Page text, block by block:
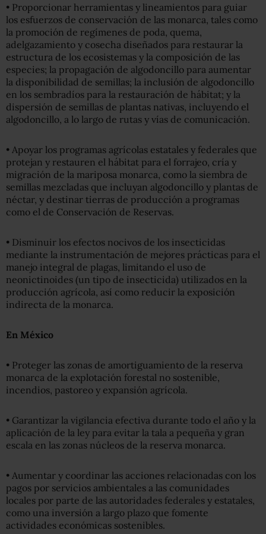
• Proporcionar herramientas y lineamientos para guiar
los esfuerzos de conservación de las monarca, tales como
la promoción de regímenes de poda, quema,
adelgazamiento y cosecha diseñados para restaurar la
estructura de los ecosistemas y la composición de las
especies; la propagación de algodoncillo para aumentar
la disponibilidad de semillas; la inclusión de algodoncillo
en los sembradíos para la restauración de hábitat; y la
dispersión de semillas de plantas nativas, incluyendo el
algodoncillo, a lo largo de rutas y vías de comunicación.
• Apoyar los programas agrícolas estatales y federales que
protejan y restauren el hábitat para el forrajeo, cría y
migración de la mariposa monarca, como la siembra de
semillas mezcladas que incluyan algodoncillo y plantas de
néctar, y destinar tierras de producción a programas
como el de Conservación de Reservas.
• Disminuir los efectos nocivos de los insecticidas
mediante la instrumentación de mejores prácticas para el
manejo integral de plagas, limitando el uso de
neonictinoides (un tipo de insecticida) utilizados en la
producción agrícola, así como reducir la exposición
indirecta de la monarca.
En México
• Proteger las zonas de amortiguamiento de la reserva
monarca de la explotación forestal no sostenible,
incendios, pastoreo y expansión agrícola.
• Garantizar la vigilancia efectiva durante todo el año y la
aplicación de la ley para evitar la tala a pequeña y gran
escala en las zonas núcleos de la reserva monarca.
• Aumentar y coordinar las acciones relacionadas con los
pagos por servicios ambientales a las comunidades
locales por parte de las autoridades federales y estatales,
como una inversión a largo plazo que fomente
actividades económicas sostenibles.